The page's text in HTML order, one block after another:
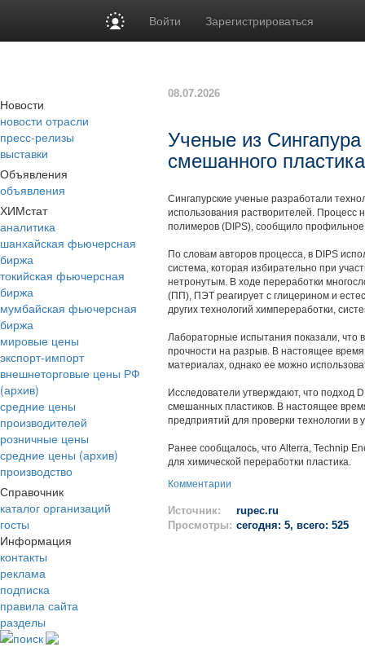
Войти Зарегистрироваться
Новости
новости отрасли
пресс-релизы
выставки
Объявления
объявления
ХИМстат
аналитика
шанхайская фьючерсная
биржа
токийская фьючерсная
биржа
мумбайская фьючерсная
биржа
мировые цены
экспорт-импорт
внешнеторговые цены РФ
(архив)
средние цены
производителей
розничные цены
средние цены (архив)
производство
Справочник
каталог организаций
госты
Информация
контакты
реклама
подписка
правила сайта
разделы
поиск
08.07.2026
Ученые из
смешанного
Сингапурские ученые разработали
использования растворителей.
полимеров (DIPS), сообщило
По словам авторов процесса, в DIPS
система, которая избирательно при
нетронутым. В ходе переработки
(ПП), ПЭТ реагирует с глицерином и
других технологий химпереработки,
Лабораторные испытания показали, что
прочности на разрыв. В настоящее
материалах, однако ее можно
Исследователи утверждают, что подход
смешанных пластиков. В настоящее
предприятий для проверки технологии в
Ранее сообщалось, что Alterra, Technip
для химической переработки пластика.
Комментарии
Источник:
rupec.ru
Просмотры: сегодня: 5, всего: 525